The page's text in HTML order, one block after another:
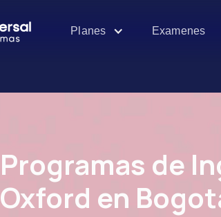
Planes Examenes
Programas de
Oxford en